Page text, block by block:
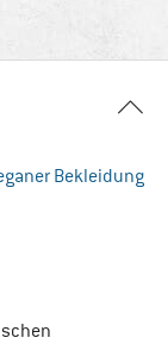
Bekleidung